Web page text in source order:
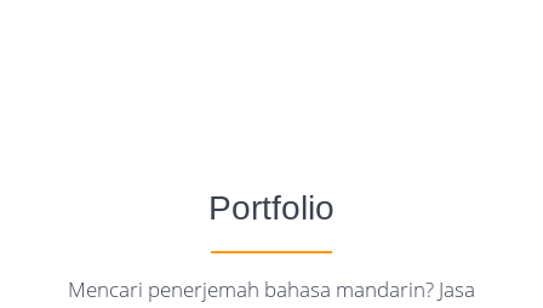
Portfolio
Mencari penerjemah bahasa mandarin? Jasa